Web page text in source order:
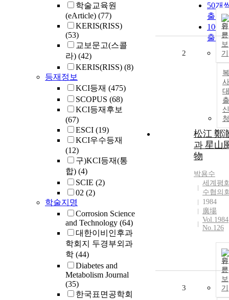
학술교육원
(eArticle) (77)
KERIS(RISS)
(53)
교보문고(스콜
라) (42)
KERIS(RISS) (8)
등재정보
KCI등재 (475)
SCOPUS (68)
KCI등재후보
(67)
ESCI (19)
KCI우수등재
(12)
구)KCI등재(통
합) (4)
SCIE (2)
02 (2)
학술지명
Corrosion Science
and Technology (64)
대한이비인후과
학회지 두경부외과
학 (44)
Diabetes and
Metabolism Journal
(35)
한국표면공학회
50개
출력
100
출력
원
문
보
기
복
대
출
신
청
2
松江 鄭
과 星山
物
박용수
세계평
수협의
1984
廣場
Vol.1984
No.126
원
문
보
기
3